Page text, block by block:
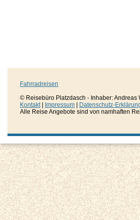
Fahrradreisen
© Reisebüro Platzdasch - Inhaber:
Kontakt| Impressum
Datenschutz-
Alle Reise Angebote sind von namhaften